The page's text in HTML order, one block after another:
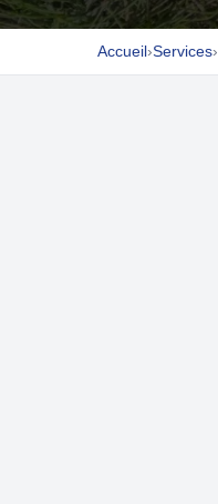
Accueil›Services›